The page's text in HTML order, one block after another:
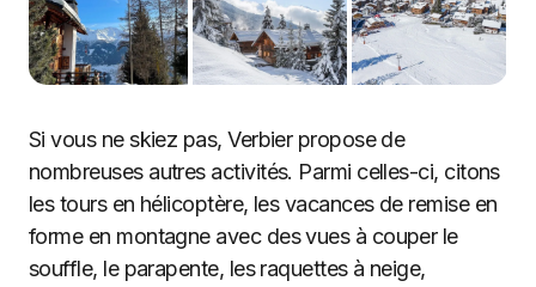
Si vous ne skiez pas, Verbier propose de
nombreuses autres activités. Parmi celles-ci, citons
les tours en hélicoptère, les vacances de remise en
forme en montagne avec des vues à couper le
souffle, le parapente, les raquettes à neige,